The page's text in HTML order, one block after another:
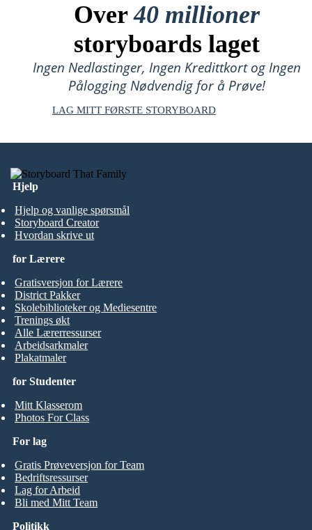
Over40 millioner
storyboards laget
Ingen Nedlastinger, Ingen Kredittkort og Ingen
Pålogging Nødvendig for å Prøve!
LAG MITT FØRSTE STORYBOARD
Hjelp
Hjelp og vanlige spørsmål
Storyboard Creator
Hvordan skrive ut
for Studenter
Mitt Klasserom
Photos For Class
for Lærere
Gratisversjon for Lærere
District Pakker
Skolebiblioteker og Mediesentre
Trenings økt
Alle Lærerressurser
Arbeidsarkmaler
Plakatmaler
For lag
Gratis Prøveversjon for Team
Bedriftsressurser
Lag for Arbeid
Bli med Mitt Team
Politikk